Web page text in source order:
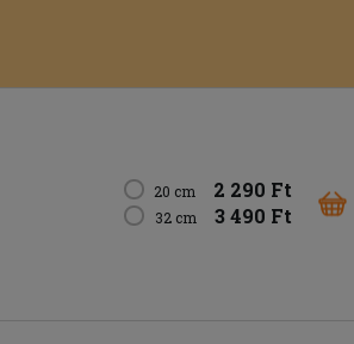
20 cm 2 290 Ft
32 cm 3 490 Ft